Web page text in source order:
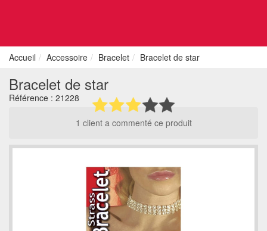
Accueil Accessoire Bracelet Bracelet de star
Bracelet de star
Référence : 21228
1 client a commenté ce produit